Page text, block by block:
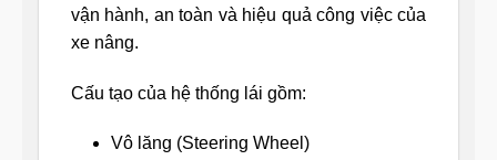
vận hành, an toàn và hiệu quả công việc của
xe nâng.
Cấu tạo của hệ thống lái gồm:
Vô lăng (Steering Wheel)